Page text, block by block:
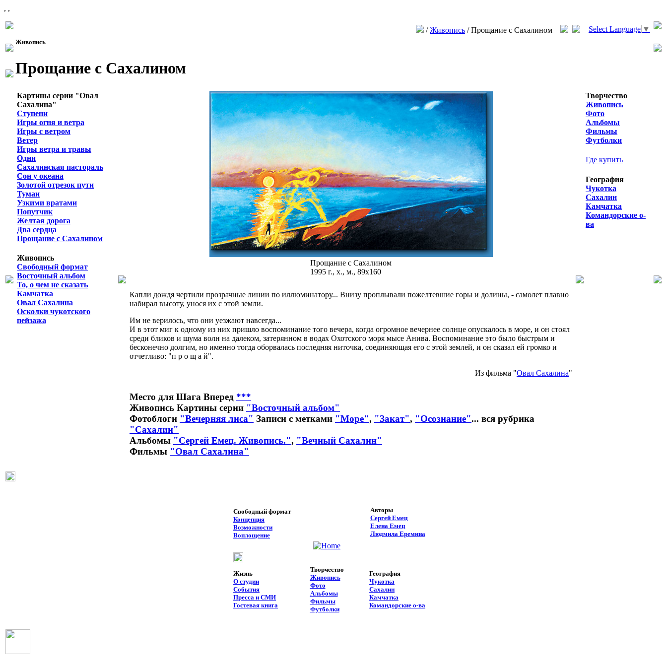
, ,
/Живопись / Прощание с Сахалином Select Language ▼
Живопись
Прощание с Сахалином
Картины серии "Овал
Сахалина"
Ступени
Игры огня и ветра
Игры с ветром
Ветер
Игры ветра и травы
Одни
Сахалинская пастораль
Сон у океана
Золотой отрезок пути
Туман
Узкими вратами
Попутчик
Желтая дорога
Два сердца
Прощание с Сахалином
Живопись
Свободный формат
Восточный альбом
То, о чем не сказать
Камчатка
Овал Сахалина
Осколки чукотского
пейзажа
Прощание с Сахалином
1995 г., х., м., 89x160
Капли дождя чертили прозрачные линии по иллюминатору... Внизу проплывали пожелтевшие горы и долины, - самолет плавно
набирал высоту, унося их с этой земли.
Им не верилось, что они уезжают навсегда...
И в этот миг к одному из них пришло воспоминание того вечера, когда огромное вечернее солнце опускалось в море, и он стоял
среди бликов и шума волн на далеком, затерянном в водах Охотского моря мысе Анива. Воспоминание это было быстрым и
бесконечно долгим, но именно тогда оборвалась последняя ниточка, соединяющая его с этой землей, и он сказал ей громко и
отчетливо: "п р о щ а й".
Из фильма "Овал Сахалина"
Место для Шага Вперед ***
Живопись Картины серии "Восточный альбом"
Фотоблоги "Вечерняя лиса" Записи с метками "Море", "Закат", "Осознание"... вся рубрика
"Сахалин"
Альбомы "Сергей Емец. Живопись.", "Вечный Сахалин"
Фильмы "Овал Сахалина"
Творчество
Живопись
Фото
Альбомы
Фильмы
Футболки
Где купить
География
Чукотка
Сахалин
Камчатка
Командорские о-
ва
Свободный формат
Концепция
Возможности
Воплощение
Авторы
Сергей Емец
Елена Емец
Людмила Еремина
Жизнь
О студии
События
Пресса и СМИ
Гостевая книга
Творчество
Живопись
Фото
Альбомы
Фильмы
Футболки
География
Чукотка
Сахалин
Камчатка
Командорские о-ва